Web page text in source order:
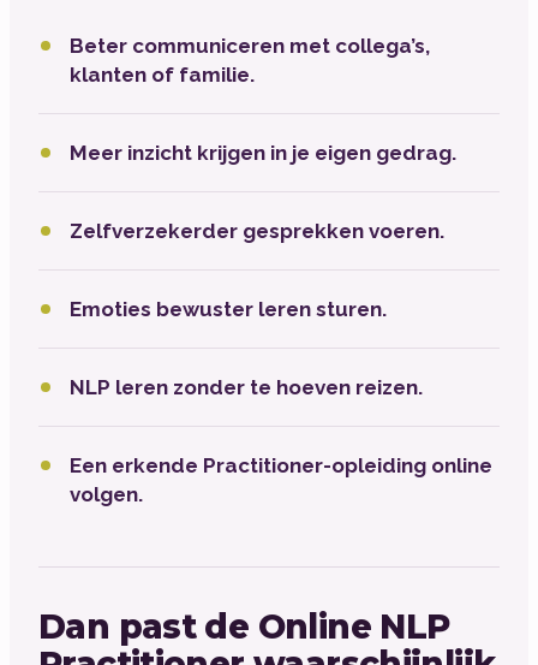
Beter communiceren met collega’s,
klanten of familie.
Meer inzicht krijgen in je eigen gedrag.
Zelfverzekerder gesprekken voeren.
Emoties bewuster leren sturen.
NLP leren zonder te hoeven reizen.
Een erkende Practitioner-opleiding online
volgen.
Dan past de Online NLP